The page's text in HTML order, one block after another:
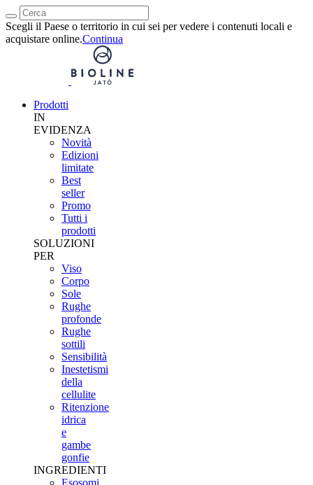
Scegli il Paese o territorio in cui sei per vedere i contenuti locali e
acquistare online.Continua
Prodotti
IN
EVIDENZA
Novità
Edizioni
limitate
Best
seller
Promo
Tutti i
prodotti
SOLUZIONI
PER
Viso
Corpo
Sole
Rughe
profonde
Rughe
sottili
Sensibilità
Inestetismi
della
cellulite
Ritenzione
idrica
e
gambe
gonfie
INGREDIENTI
Esosomi